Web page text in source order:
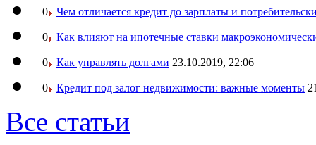
0 Чем отличается кредит до зарплаты и
0 Как влияют на ипотечные ставки
0 Как управлять долгами 23.10.2019, 22:06
0 Кредит под залог недвижимости: важные моменты
Все статьи